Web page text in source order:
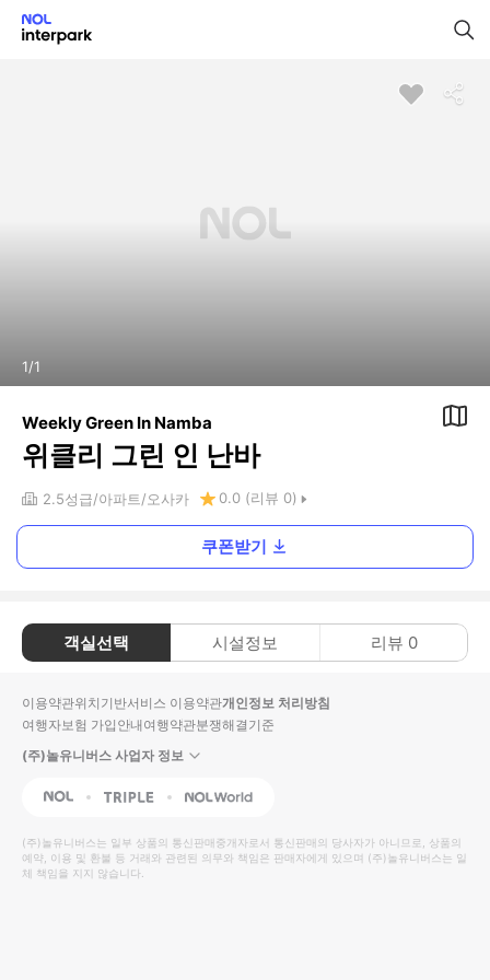
1/1
Weekly Green In Namba
위클리 그린 인 난바
2.5성급 아파트 오사카 0.0 (리뷰 0)
쿠폰받기
객실선택 시설정보 리뷰 0
이용약관위치기반서비스 이용약관개인정보 처리방침
여행자보험 가입안내여행약관분쟁해결기준
(주)놀유니버스 사업자 정보
NOL Triple Interpark Global
(주)놀유니버스는 일부 상품의 통신판매중개자로서 통신판매의 당사자가 아니므로, 상품의
예약, 이용 및 환불 등 거래와 관련된 의무와 책임은 판매자에게 있으며 (주)놀유니버스는 일
체 책임을 지지 않습니다.